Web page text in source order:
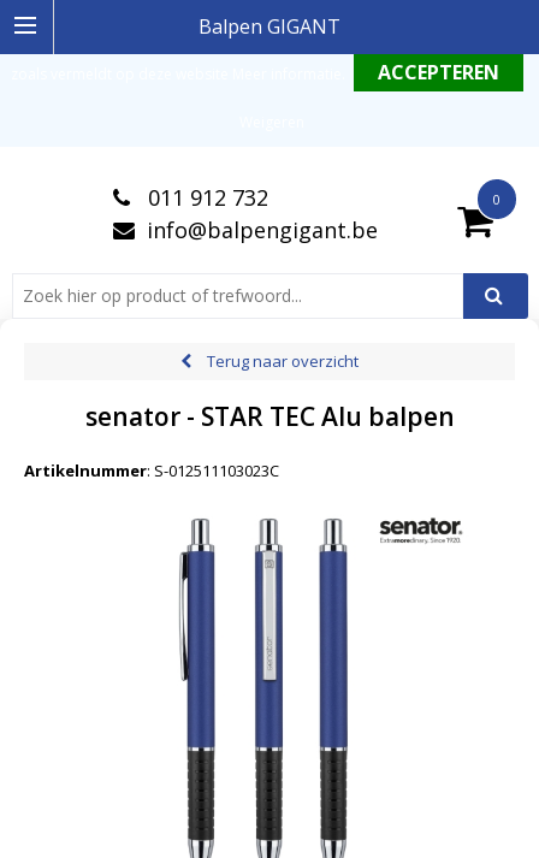
Balpen GIGANT
0
011 912 732
info@balpengigant.be
Terug naar overzicht
senator - STAR TEC Alu balpen
Artikelnummer: S-012511103023C
Ingelogde gebruiker stemt in met de geldende omgang productinformatie